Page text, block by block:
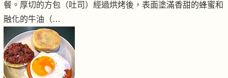
餐。厚切的方包（吐司）經過烘烤後，表面塗滿香甜的蜂蜜和
融化的牛油（…